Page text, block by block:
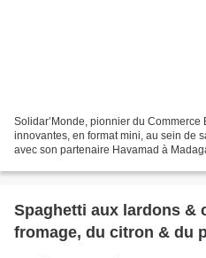
Solidar’Monde, pionnier du
innovantes, en format mini, au sein de
avec son partenaire Havamad à
Spaghetti aux lardons &
fromage, du citron & du